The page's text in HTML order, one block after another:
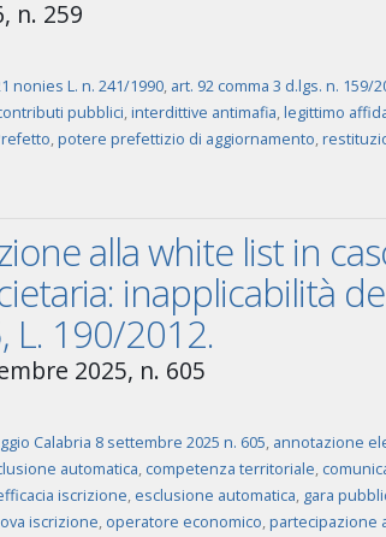
n. 259
nonies L. n. 241/1990, art. 92 comma 3 d.lgs. n. 159/
pubblici,interdittive antimafia,legittimo
,potere prefettizio di aggiornamento,
alla white list in
inapplicabilità
L. 190/2012.
2025, n. 605
Calabria 8 settembre 2025 n. 605, annotazione
automatica, competenza territoriale,
iscrizione, esclusione automatica, gara
iscrizione, operatore economico,partecipazione